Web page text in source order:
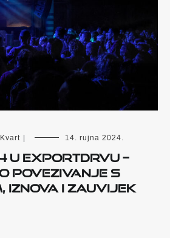
Kvart 14. rujna 2024.
u Exportdrvu –
povezivanje s
iznova i zauvijek